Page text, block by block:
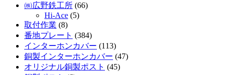
㈱広野鉄工所 (66)
Hi-Ace (5)
取付作業 (8)
番地プレート (384)
インターホンカバー (113)
銅製インターホンカバー (47)
オリジナル銅製ポスト (45)